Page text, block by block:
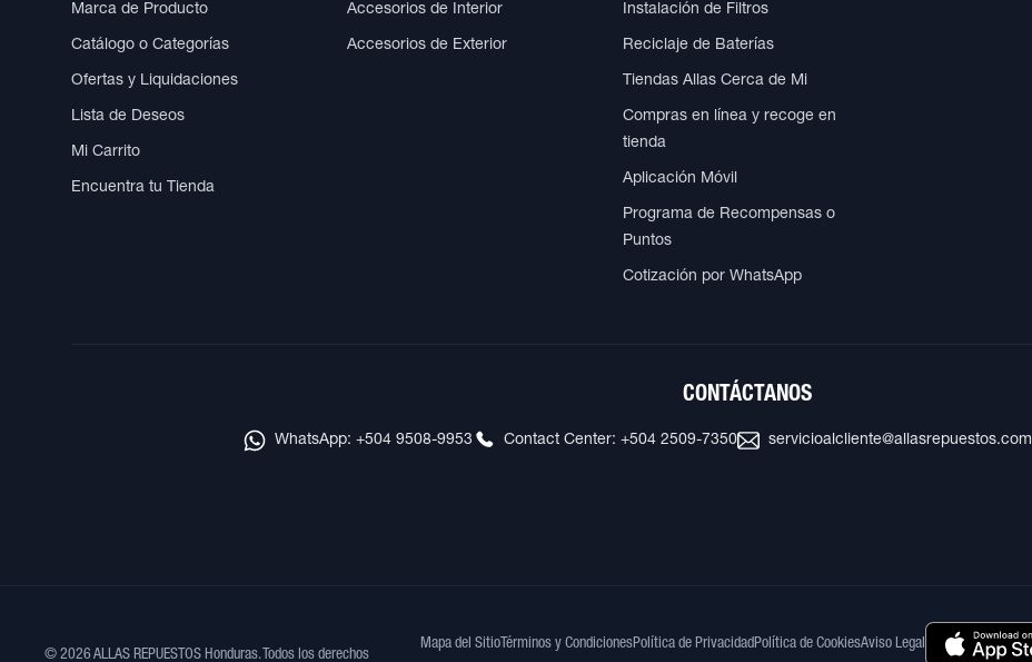
Marca de Producto
Catálogo o Categorías
Ofertas y Liquidaciones
Lista de Deseos
Mi Carrito
Encuentra tu Tienda
Accesorios de Interior
Accesorios de Exterior
Instalación de Filtros
Reciclaje de Baterías
Tiendas Allas Cerca de Mi
Compras en línea y recoge en
tienda
Aplicación Móvil
Programa de Recompensas o
Puntos
Cotización por WhatsApp
CONTÁCTANOS
WhatsApp: +504 9508-9953 Contact Center: +504 2509-7350 servicioalcliente@allasrepuestos.com
© 2026 ALLAS REPUESTOS Honduras. Todos los derechos
Mapa del Sitio Términos y CondicionesPolítica de Privacidad Política de CookiesAviso Legal